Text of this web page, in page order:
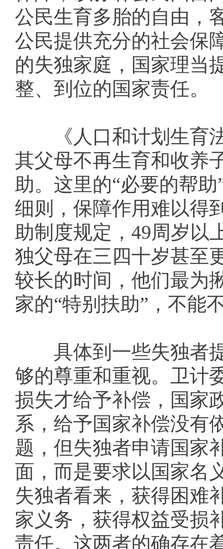
公民生育多胎的自由，
公民提供充分的社会保
的失独家庭，国家理当
整、到位的国家责任。
《人口和计划生育法
其父母不再生育和收养
助。这里的“必要的帮
细则，保障作用难以得
助制度规定，49周岁以
独父母在三四十岁甚至
较长的时间，他们最为
家的“特别扶助”，不能
具体到一些失独者提
够的尊重和重视。卫计
损失才给予补偿，国家
系，给予国家补偿没有
题，但失独者申请国家
面，而是要求以国家名
失独者看来，获得困难
家义务，获得权益受损
责任。这两者的确存